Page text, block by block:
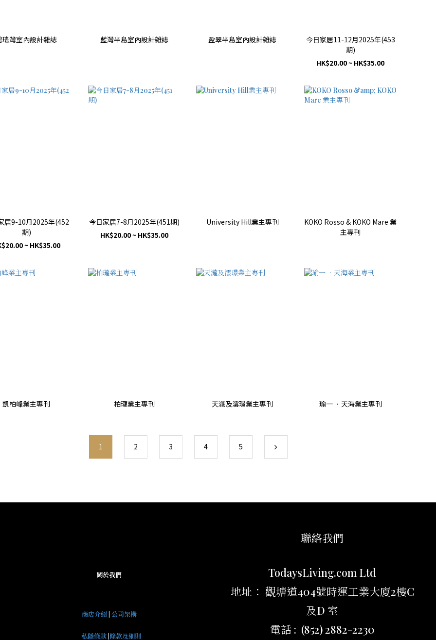
瑤灣室內設計雜誌 藍灣半島室內設計雜誌 盈翠半島室內設計雜誌
今日家居11-12月2025年(453
期)
HK$20.00 ~ HK$35.00
居9-10月2025年(452
期)
~ HK$35.00
今日家居7-8月2025年(451期)
HK$20.00 ~ HK$35.00
University Hill業主專刊
KOKO Rosso & KOKO Mare 業
主專刊
凱柏峰業主專刊 柏瓏業主專刊 天瀧及澐璟業主專刊 瑜一 ．天海業主專刊
1 2 3 4 5
關於我們
商店介紹| 公司架構
私隱條款 條款及細則
聯絡我們
TodaysLiving.com Ltd
地址： 觀塘道404號時運工業大廈2樓C
及D 室
電話 : (852) 2882-2230